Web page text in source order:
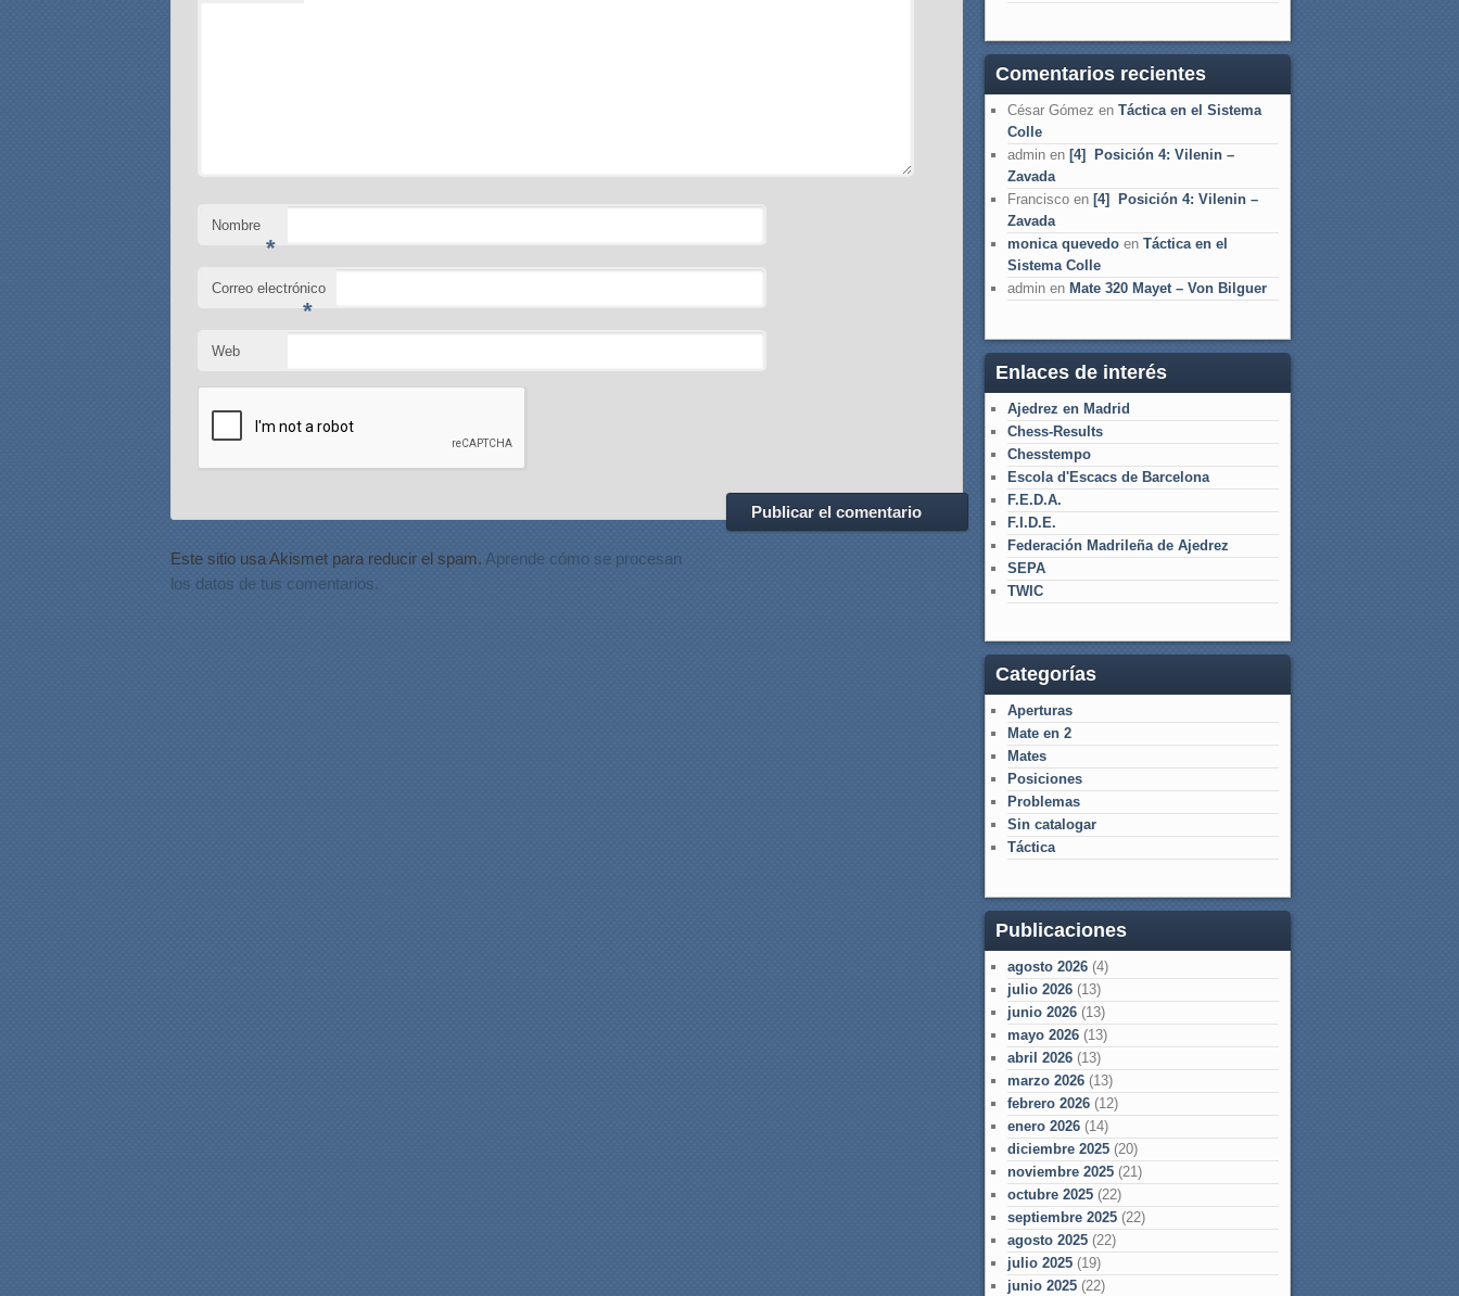
Nombre
*
Correo electrónico
*
Web
Este sitio usa Akismet para reducir el spam. Aprende cómo se procesan
los datos de tus comentarios.
Comentarios recientes
César Gómez en Táctica en el Sistema
Colle
admin en [4] Posición 4: Vilenin –
Zavada
Francisco en [4] Posición 4: Vilenin –
Zavada
monica quevedo en Táctica en el
Sistema Colle
admin en Mate 320 Mayet – Von Bilguer
Enlaces de interés
Ajedrez en Madrid
Chess-Results
Chesstempo
Escola d'Escacs de Barcelona
F.E.D.A.
F.I.D.E.
Federación Madrileña de Ajedrez
SEPA
TWIC
Categorías
Aperturas
Mate en 2
Mates
Posiciones
Problemas
Sin catalogar
Táctica
Publicaciones
agosto 2026 (4)
julio 2026 (13)
junio 2026 (13)
mayo 2026 (13)
abril 2026 (13)
marzo 2026 (13)
febrero 2026 (12)
enero 2026 (14)
diciembre 2025 (20)
noviembre 2025 (21)
octubre 2025 (22)
septiembre 2025 (22)
agosto 2025 (22)
julio 2025 (19)
junio 2025 (22)